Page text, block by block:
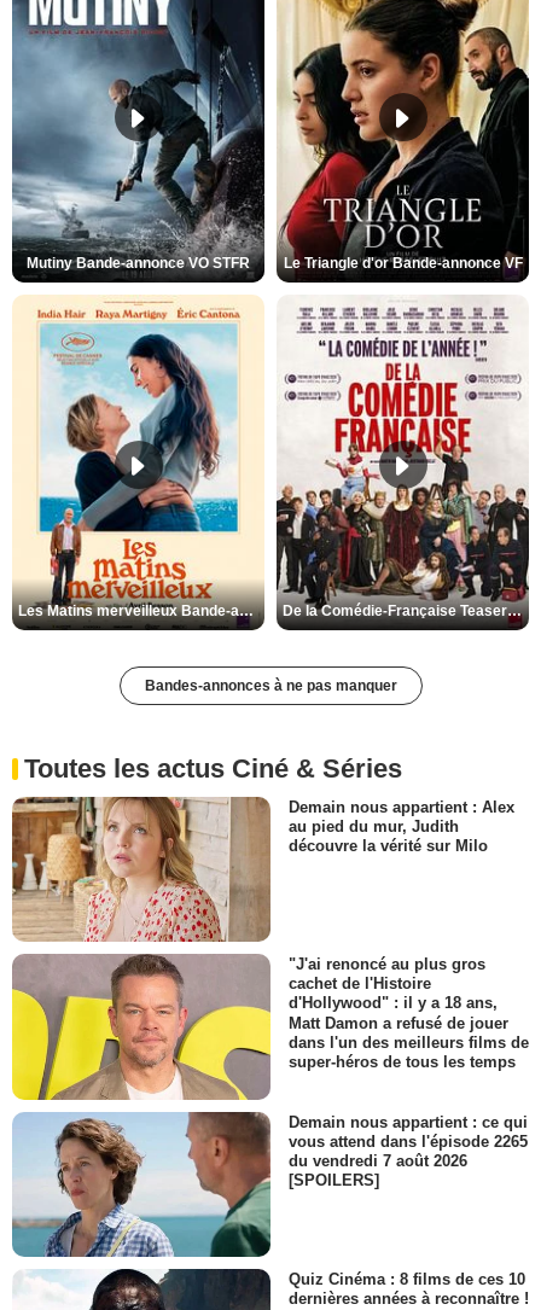
Mutiny Bande-annonce VO STFR Le Triangle d'or Bande-annonce VF
Les Matins merveilleux Bande-annonce VF De la Comédie-Française Teaser VF
Bandes-annonces à ne pas manquer
Toutes les actus Ciné & Séries
Demain nous appartient : Alex
au pied du mur, Judith
découvre la vérité sur Milo
"J'ai renoncé au plus gros
cachet de l'Histoire
d'Hollywood" : il y a 18 ans,
Matt Damon a refusé de jouer
dans l'un des meilleurs films de
super-héros de tous les temps
Demain nous appartient : ce qui
vous attend dans l'épisode 2265
du vendredi 7 août 2026
[SPOILERS]
Quiz Cinéma : 8 films de ces 10
dernières années à reconnaître !